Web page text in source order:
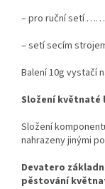
– pro ruční setí ……
– setí secím
Balení 10g vystačí
Složení květnaté
Složení
nahrazeny jinými
Devatero
pěstování